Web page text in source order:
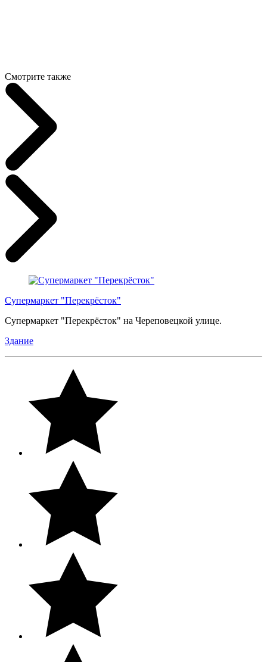
Смотрите также
Супермаркет "Перекрёсток"
Супермаркет "Перекрёсток" на Череповецкой улице.
Здание